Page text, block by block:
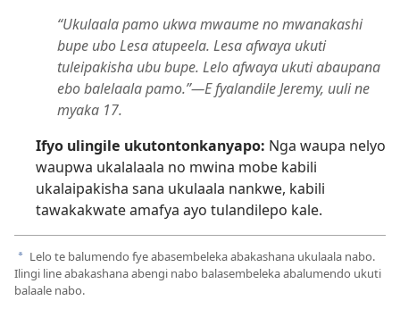
“Ukulaala pamo ukwa mwaume no mwanakashi
bupe ubo Lesa atupeela. Lesa afwaya ukuti
tuleipakisha ubu bupe. Lelo afwaya ukuti abaupana
ebo balelaala pamo.”—E fyalandile Jeremy, uuli ne
myaka 17.
Ifyo ulingile ukutontonkanyapo: Nga waupa nelyo
waupwa ukalalaala no mwina mobe kabili
ukalaipakisha sana ukulaala nankwe, kabili
tawakakwate amafya ayo tulandilepo kale.
a Lelo te balumendo fye abasembeleka abakashana ukulaala nabo.
Ilingi line abakashana abengi nabo balasembeleka abalumendo ukuti
balaale nabo.